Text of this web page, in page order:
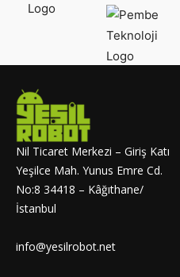
Nil Ticaret Merkezi – Giriş Katı
Yeşilce Mah. Yunus Emre Cd.
No:8 34418 – Kâğıthane/
İstanbul
info@yesilrobot.net